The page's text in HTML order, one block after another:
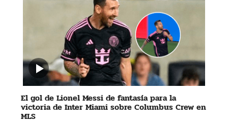
El gol de Lionel Messi de fantasía para la
victoria de Inter Miami sobre Columbus Crew en
MLS